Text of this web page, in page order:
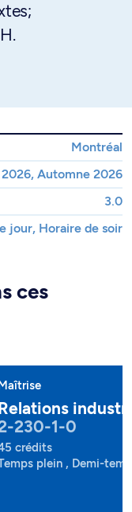
Montréal
Automne 2026
3.0
jour, Horaire de soir
ces
230-1-0
crédits
plein , Demi-